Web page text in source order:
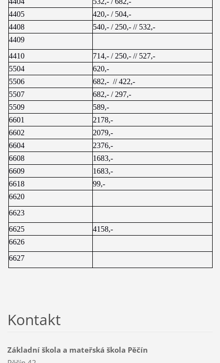
4405
420,- / 504,-
4408
540,- / 250,- // 532,-
4409
4410
714,- / 250,- // 527,-
5504
620,-
5506
682,-  // 422,-
5507
682,- / 297,-
5509
589,-
6601
2178,-
6602
2079,-
6604
2376,-
6608
1683,-
6609
1683,-
6618
99,-
6620
6623
6625
4158,-
6626
6627
Kontakt
Základní škola a mateřská škola Pěčín